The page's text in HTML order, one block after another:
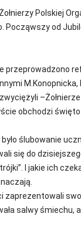
Polskiej
Począwszy od
przeprowadzono
M.Konopnicka,
obchodzi święto
ślubowanie
się do
I jakie ich
zaprezentowali
salwy śmiechu,